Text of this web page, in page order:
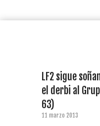
LF2 sigue
el derbi al
63)
11 marzo 2013